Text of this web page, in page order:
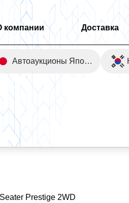
компании Доставка
Автоаукционы Японии
Prestige 2WD